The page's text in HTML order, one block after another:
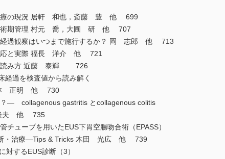
療の現況 居軒 和也，斎藤 豊 他 699
術期管理 村元 喬，大圃 研 他 707
経過観察はいつまで施行するか？ 岡 志郎 他 713
応と実際 福長 洋介 他 721
読み方 近藤 泰輝 726
過を検査値から読み解く
林 正明 他 730
― collagenous gastritis とcollagenous colitis
夫 他 735
チューブを用いたEUS下胃空腸吻合術（EPASS）
断・治療―Tips & Tricks 木田 光広 他 739
するEUS診断（3）